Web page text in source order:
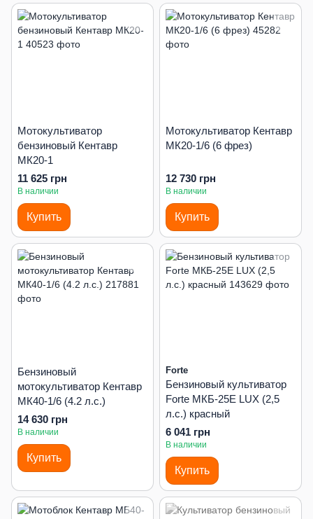
Мотокультиватор
бензиновый Кентавр
МК20-1
11 625 грн
В наличии
Купить
Мотокультиватор Кентавр
МК20-1/6 (6 фрез)
12 730 грн
В наличии
Купить
Бензиновый
мотокультиватор Кентавр
МК40-1/6 (4.2 л.с.)
14 630 грн
В наличии
Купить
Forte
Бензиновый культиватор
Forte МКБ-25E LUX (2,5
л.с.) красный
6 041 грн
В наличии
Купить